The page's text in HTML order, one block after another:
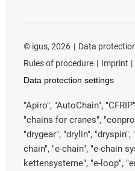
© igus, 2026 Data
Rules of procedure
Imprint
Data protection settings
"Apiro", "AutoChain",
"chains for cranes",
"drygear", "drylin",
chain", "e-chain", "e-chain
kettensysteme", "e-loop",